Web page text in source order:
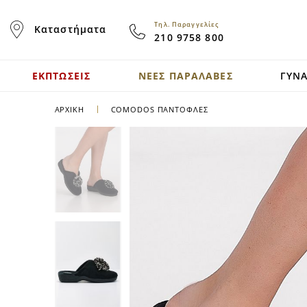
ContentΚαταστήματα Τηλ. Παραγγελίες
210 9758 800
ΕΚΠΤΩΣΕΙΣ ΝΕΕΣ ΠΑΡΑΛΑΒΕΣ
ΑΡΧΙΚΉ COMODOS ΠΑΝΤΌΦΛΕΣ